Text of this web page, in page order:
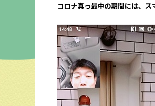
コロナ真っ最中の期間には、ス